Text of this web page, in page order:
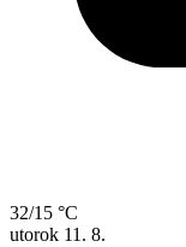
32/15 °C
utorok 11. 8.